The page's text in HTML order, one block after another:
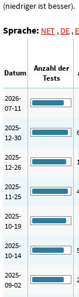
(niedriger ist besser).
Sprache: NET , DE ,
Datum
Anzahl der
Tests
2026-
07-11
2025-
12-30
2025-
12-26
2025-
11-25
2025-
10-19
2025-
10-14
2025-
09-02